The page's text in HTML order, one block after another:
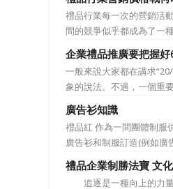
子化，配合企業內部的電
產、庫存、流通和資金等
動態性、社...
禮品行業每一次的營銷活
間的競爭似乎都成為了一
主題推廣之中、產品的介
度最低”、“全網最低”等字
費者的目光鎖定在了價格
何時可以休止？...
企業禮品推廣要把握
一般來說大家都在講求
象的說法。不過，一個重
縣級渠道成員，而後再兼
積極性都調動起來。在這
機交錯上也要給與較多地
見形式來看，...
廣告衫知識
禮品紅 作為一間團體制服
廣告衫和制服訂造(例如廣
背心，風褸外套禮品，訂
同宣傳活動用的制服。禮
禮品企業制勝法寶 文
追逐是一種向上的力量